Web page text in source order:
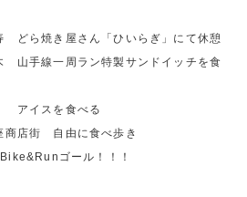
ら焼き屋さん「ひいらぎ」にて休憩
手線一周ラン特製サンドイッチを食
イスを食べる
店街 自由に食べ歩き
ゴール！！！